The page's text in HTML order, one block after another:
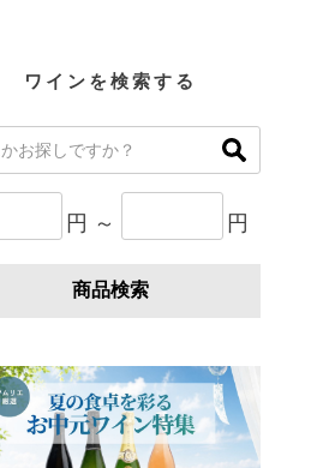
ワインを検索する
円 ～ 円
商品検索